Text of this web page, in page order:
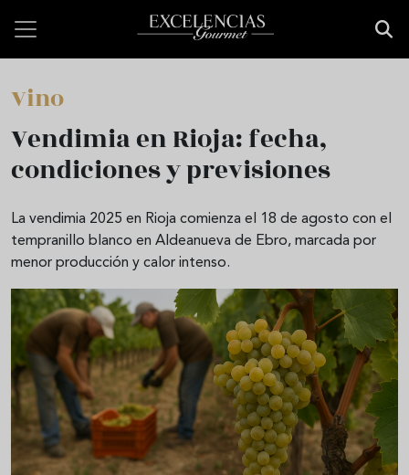
Vino
Vendimia en Rioja: fecha,
condiciones y previsiones
La vendimia 2025 en Rioja comienza el 18 de agosto con el
tempranillo blanco en Aldeanueva de Ebro, marcada por
menor producción y calor intenso.